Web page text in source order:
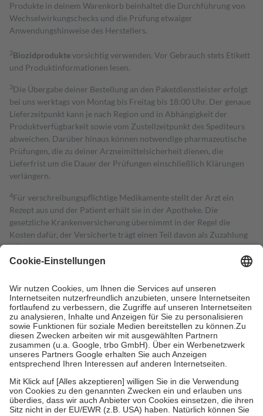
Produkte in deinem Warenkorb beinhaltet die Durchführung von
Wechselwirkungschecks und die Prüfung etwaiger
Anwendungshinweise des Herstellers.
2Biozidproduktevorsichtig verwenden. Vor Gebrauch stets Etikett
und Produktinformationen lesen.
3Die Übergabe deiner Bestellung an den Paketdienstleister erfolgt
bei uns werktags von Montag bis Freitag bis 18:00 Uhr. Der genaue
Lieferzeitpunkt kann je nach Region und in Abhängigkeit der
Produktverfügbarkeit sowie vom Zustellzeitpunkt des Spediteurs
abweichen. Darüber hinaus können notwendige pharmazeutische
Prüfungen, die zu deiner Arzneimittelsicherheit dienen, die
Lieferfrist um die Dauer der Prüfungen einschließlich Klärungen
verlängern.
4Für verschreibungspflichtige Medikamente stellt der Arzt ein
Rezept aus und der Patient erhält sie in der Apotheke. Die
gesetzliche Krankenversicherung übernimmt in der Regel die
Kosten dafür, der Versicherte trägt einen Teil davon als Zuzahlung
mit.
Grundsätzlich leisten Mitglieder Zuzahlungen in Höhe von zehn
höchstens zehn Euro.
Es sind jedoch nie mehr als die tatsächlichen
Kosten der Leistung zu entrichten.
Diese Regeln gelten grundsätzlich auch für Online-Apotheken.
Bei Heilmitteln und häuslicher Krankenpflege beträgt die
Zuzahlung zehn Prozent der Kosten sowie zehn Euro je
Verordnung.
Um das Engagement der Versicherten für ihre eigene Gesundheit zu
stärken und die besondere Stellung der Familie zu unterstützen,
fallenkeine Zuzahlungenan bei:
• Kindern und Jugendlichen bis zum vollendeten 18. Lebensjahr
mit Ausnahme der Fahrkosten